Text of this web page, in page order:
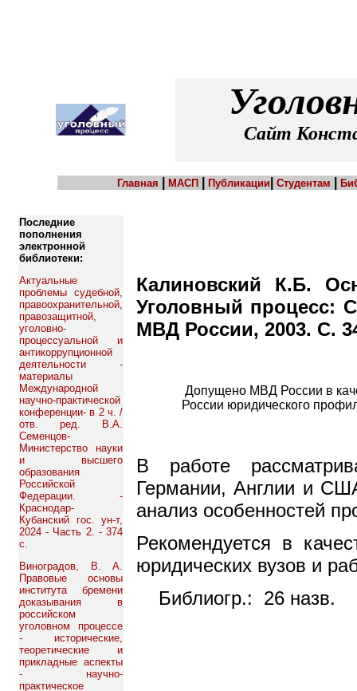
Сайт
Главная МАСП Публикации Студентам
Последние
пополнения
электронной
библиотеки:
Актуальные
проблемы судебной,
правоохранительной,
правозащитной,
уголовно-
процессуальной и
антикоррупционной
деятельности -
материалы
Международной
научно-практической
конференции- в 2 ч. /
отв. ред. В.А.
Семенцов-
Министерство науки
и высшего
образования
Российской
Федерации. -
Краснодар-
Кубанский гос. ун-т,
2024 - Часть 2. - 374
с.
Виноградов, В. А.
Правовые основы
института бремени
доказывания в
российском
уголовном процессе
- исторические,
теоретические и
прикладные аспекты
- научно-
практическое
Калиновский К.Б.
Уголовный процесс:
МВД России, 2003. С.
Допущено МВД России в
России юридического
В работе
Германии, Англии и
анализ особенностей
Рекомендуется в
юридических вузов и
Библиогр.: 26 назв.